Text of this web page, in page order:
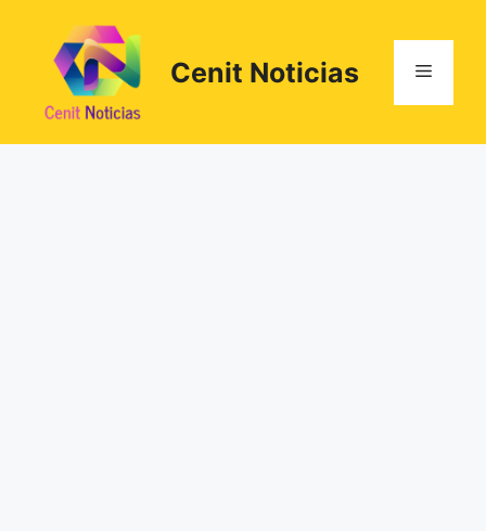
contenido
Cenit Noticias Menú